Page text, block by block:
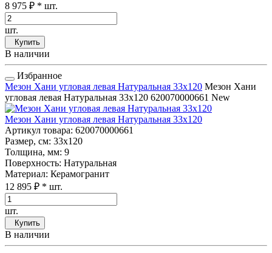
8 975 ₽ * шт.
шт.
Купить
В наличии
Избранное
Мезон Хани угловая левая Натуральная 33x120 Мезон Хани
угловая левая Натуральная 33x120 620070000661 New
Мезон Хани угловая левая Натуральная 33x120
Артикул товара: 620070000661
Размер, см: 33x120
Толщина, мм: 9
Поверхность: Натуральная
Материал: Керамогранит
12 895 ₽ * шт.
шт.
Купить
В наличии